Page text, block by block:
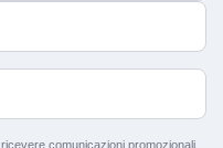
comunicazioni promozionali